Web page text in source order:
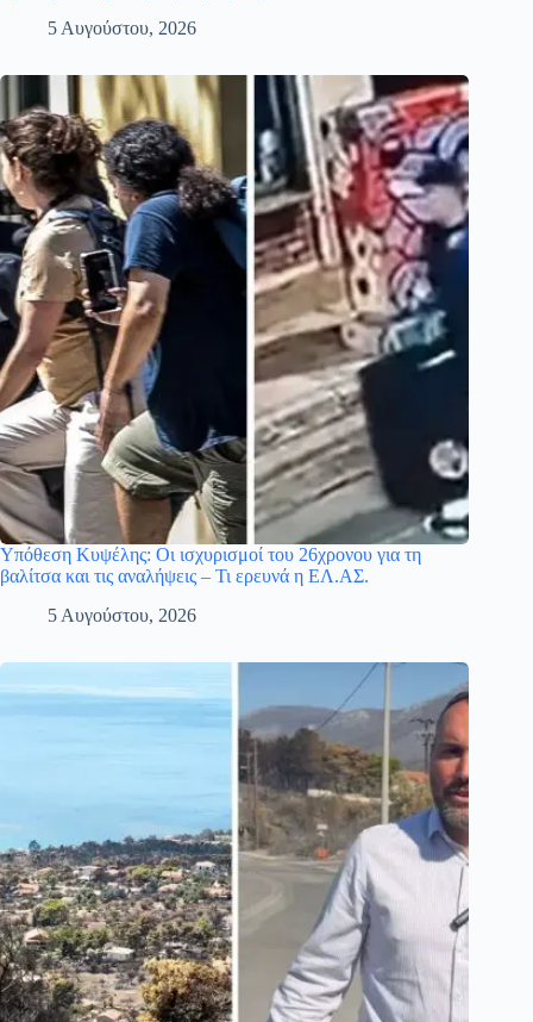
5 Αυγούστου, 2026
Υπόθεση Κυψέλης: Οι ισχυρισμοί του 26χρονου για τη
βαλίτσα και τις αναλήψεις – Τι ερευνά η ΕΛ.ΑΣ.
5 Αυγούστου, 2026